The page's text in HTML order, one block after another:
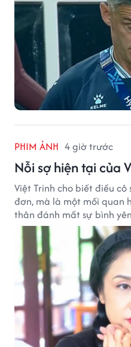
PHIM ẢNH 4 giờ trước
Nỗi sợ hiện tại của
Việt Trinh cho biết điều
đơn, mà là một mối quan
thân đánh mất sự bình